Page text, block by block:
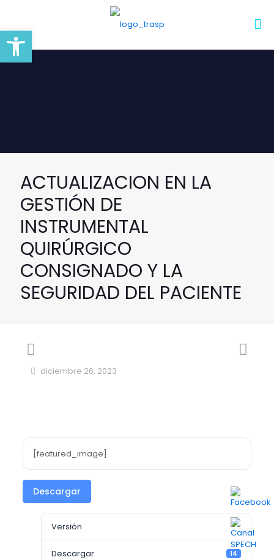
ACTUALIZACION EN LA
GESTIÓN DE
INSTRUMENTAL
QUIRÚRGICO
CONSIGNADO Y LA
SEGURIDAD DEL PACIENTE
diciembre 26, 2023
[featured_image]
Descargar
Versión
Descargar 14
Abrir barra de herramientas